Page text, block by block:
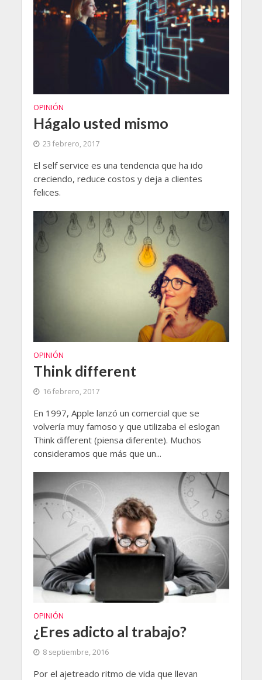
OPINIÓN
Hágalo usted mismo
23 febrero, 2017
El self service es una tendencia que ha ido
creciendo, reduce costos y deja a clientes
felices.
OPINIÓN
Think different
16 febrero, 2017
En 1997, Apple lanzó un comercial que se
volvería muy famoso y que utilizaba el eslogan
Think different (piensa diferente). Muchos
consideramos que más que un...
OPINIÓN
¿Eres adicto al trabajo?
8 septiembre, 2016
Por el ajetreado ritmo de vida que llevan